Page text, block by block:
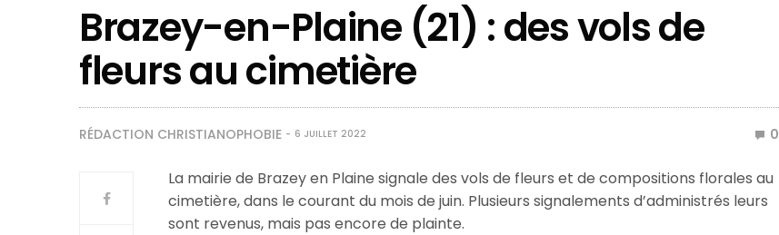
Brazey-en-Plaine (21) : des vols de
fleurs au cimetière
RÉDACTION CHRISTIANOPHOBIE 6 JUILLET 2022 0
La mairie de Brazey en Plaine signale des vols de fleurs et de compositions florales au
cimetière, dans le courant du mois de juin. Plusieurs signalements d’administrés leurs
sont revenus, mais pas encore de plainte.